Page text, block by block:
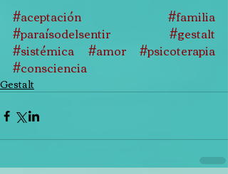
#aceptación
#familia
#paraísodelsentir
#gestalt
#sistémica
#amor
#psicoterapia
#consciencia
Gestalt